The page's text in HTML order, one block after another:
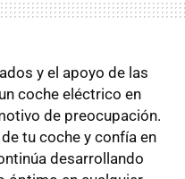
y el apoyo de las
coche eléctrico en
de preocupación.
tu coche y confía en
desarrollando